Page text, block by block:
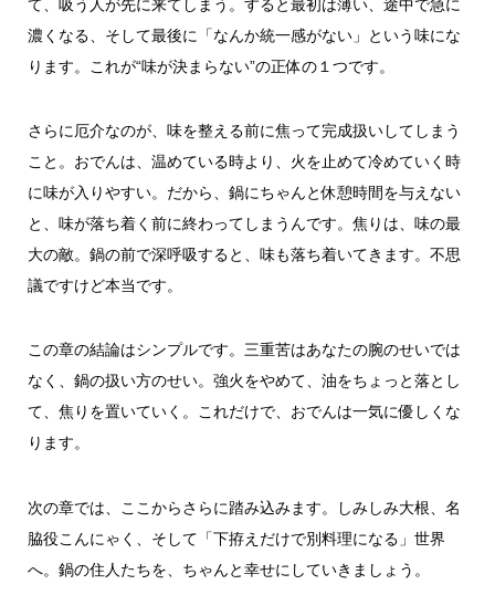
て、吸う人が先に来てしまう。すると最初は薄い、途中で急に
濃くなる、そして最後に「なんか統一感がない」という味にな
ります。これが“味が決まらない”の正体の１つです。
さらに厄介なのが、味を整える前に焦って完成扱いしてしまう
こと。おでんは、温めている時より、火を止めて冷めていく時
に味が入りやすい。だから、鍋にちゃんと休憩時間を与えない
と、味が落ち着く前に終わってしまうんです。焦りは、味の最
大の敵。鍋の前で深呼吸すると、味も落ち着いてきます。不思
議ですけど本当です。
この章の結論はシンプルです。三重苦はあなたの腕のせいでは
なく、鍋の扱い方のせい。強火をやめて、油をちょっと落とし
て、焦りを置いていく。これだけで、おでんは一気に優しくな
ります。
次の章では、ここからさらに踏み込みます。しみしみ大根、名
脇役こんにゃく、そして「下拵えだけで別料理になる」世界
へ。鍋の住人たちを、ちゃんと幸せにしていきましょう。